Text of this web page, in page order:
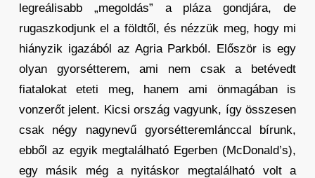
legreálisabb „megoldás” a pláza gondjára, de
rugaszkodjunk el a földtől, és nézzük meg, hogy mi
hiányzik igazából az Agria Parkból. Először is egy
olyan gyorsétterem, ami nem csak a betévedt
fiatalokat eteti meg, hanem ami önmagában is
vonzerőt jelent. Kicsi ország vagyunk, így összesen
csak négy nagynevű gyorsétteremlánccal bírunk,
ebből az egyik megtalálható Egerben (McDonald’s),
egy másik még a nyitáskor megtalálható volt a